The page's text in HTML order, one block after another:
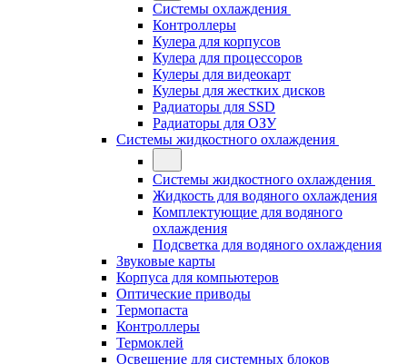
Системы охлаждения
Контроллеры
Кулера для корпусов
Кулера для процессоров
Кулеры для видеокарт
Кулеры для жестких дисков
Радиаторы для SSD
Радиаторы для ОЗУ
Системы жидкостного охлаждения
Системы жидкостного охлаждения
Жидкость для водяного охлаждения
Комплектующие для водяного
охлаждения
Подсветка для водяного охлаждения
Звуковые карты
Корпуса для компьютеров
Оптические приводы
Термопаста
Контроллеры
Термоклей
Освещение для системных блоков